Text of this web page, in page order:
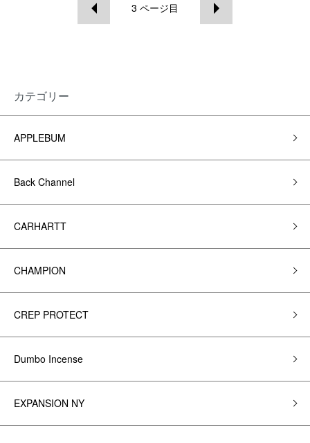
3 ページ目
カテゴリー
APPLEBUM
Back Channel
CARHARTT
CHAMPION
CREP PROTECT
Dumbo Incense
EXPANSION NY